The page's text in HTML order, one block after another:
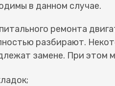
в данном случае.
ремонта
разбирают.
замене. При этом